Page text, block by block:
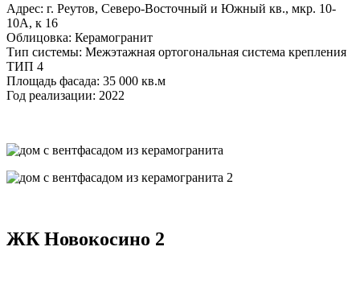
Адрес: г. Реутов, Северо-Восточный и Южный кв., мкр. 10-
10А, к 16
Облицовка: Керамогранит
Тип системы: Межэтажная ортогональная система крепления
ТИП 4
Площадь фасада: 35 000 кв.м
Год реализации: 2022
ЖК Новокосино 2